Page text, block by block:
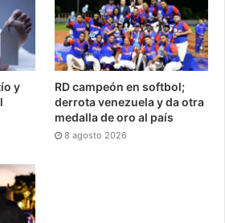
y
RD campeón en softbol;
derrota venezuela y da otra
medalla de oro al país
8 agosto 2026